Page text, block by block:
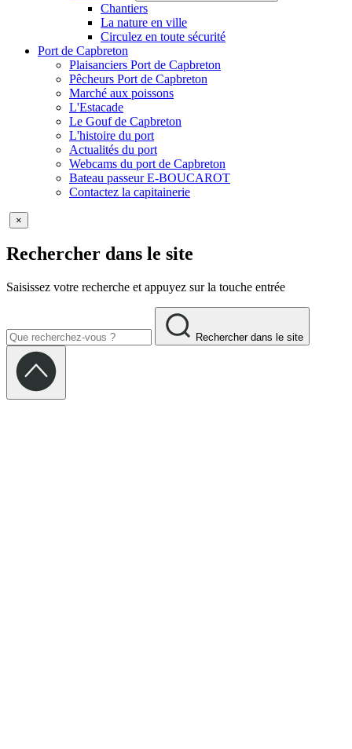
Chantiers
La nature en ville
Circulez en toute sécurité
Port de Capbreton
Plaisanciers Port de Capbreton
Pêcheurs Port de Capbreton
Marché aux poissons
L'Estacade
Le Gouf de Capbreton
L'histoire du port
Actualités du port
Webcams du port de Capbreton
Bateau passeur E-BOUCAROT
Contactez la capitainerie
×
Rechercher dans le site
Saisissez votre recherche et appuyez sur la touche entrée
Rechercher dans le site